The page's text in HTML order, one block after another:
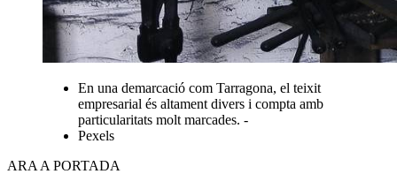
En una demarcació com Tarragona, el teixit
empresarial és altament divers i compta amb
particularitats molt marcades. -
Pexels
ARA A PORTADA